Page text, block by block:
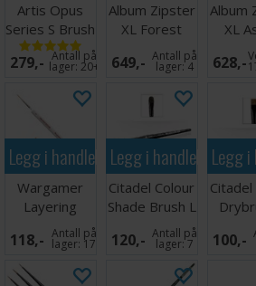
Artis Opus
Series S Brush
00
279,- Antall på
lager: 20+
Album Zipster
XL Forest
Green 24-
pocket
649,- Antall på
lager:4
Album
XL
628,-
Legg i handlekurven
Wargamer
Layering
Brush
118,- Antall på
lager: 17
Legg i handlekurven
Citadel Colour
Shade Brush L
120,- Antall på
lager:7
Legg
Citadel
100,-